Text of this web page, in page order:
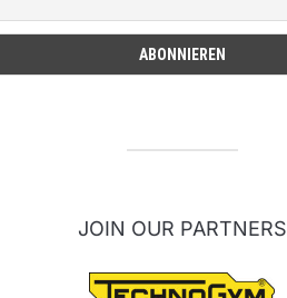
JOIN OUR PARTNERS